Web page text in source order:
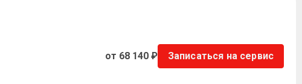
от 68 140 ₽ Записаться на сервис